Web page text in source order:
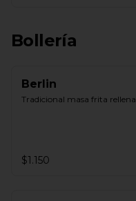
Bollería
Berlin
Tradicional masa frita rellena
$1.150